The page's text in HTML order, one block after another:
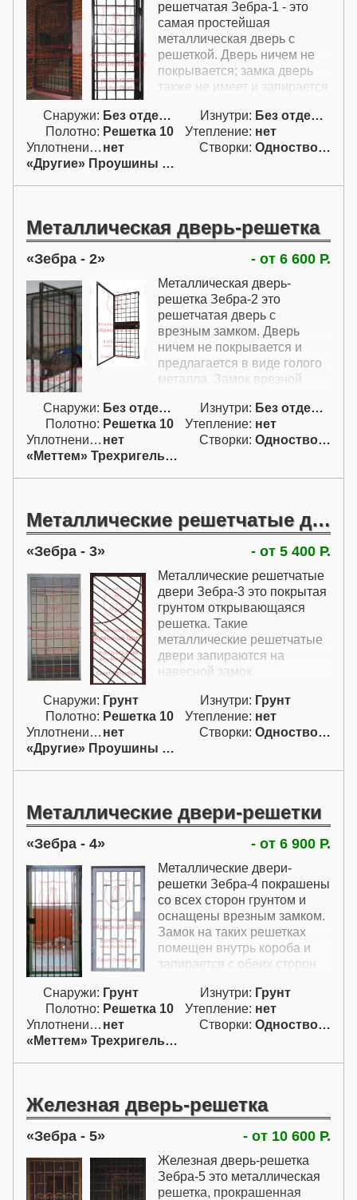
решетчатая Зебра-1 - это
самая простейшая
металлическая дверь с
решеткой. Дверь ничем не
покрывается; замка дверь
также не имеет и запирается
В стоимость включены две
петли без подшипников и
проушины для навесного
замка.
Снаружи: Без отделки Изнутри:
Без отделки
Полотно: Решетка 10 Утепление: нет
Уплотнение: нет Створки:
Одностворчатая (А)
«Другие» Проушины для навесн.
Металлическая дверь-решетка
Зебра - 2 - от 6 600 Р.
Металлическая дверь-
решетка Зебра-2 это
решетчатая дверь с
врезным замком. Дверь
ничем не покрывается и
предлагается в виде голого
металла. Замок врезной
запирается с обеих сторон
ключом.
Снаружи: Без отделки Изнутри:
Без отделки
Полотно: Решетка 10 Утепление: нет
Уплотнение: нет Створки:
Одностворчатая (А)
«Меттем» Трехригельный
Металлические решетчатые двери
Зебра - 3 - от 5 400 Р.
Металлические решетчатые
двери Зебра-3 это покрытая
грунтом открывающаяся
решетка. Такие
металлические решетчатые
двери запираются на
навесной замок.
покрытием грунтом
подходят как для
помещений, так и для
установки на улице.
Снаружи: Грунт Изнутри: Грунт
Полотно: Решетка 10 Утепление: нет
Уплотнение: нет Створки:
Одностворчатая (А)
«Другие» Проушины для навесн.
Металлические двери-решетки
Зебра - 4 - от 6 900 Р.
Металлические двери-
решетки Зебра-4 покрашены
со всех сторон грунтом и
оснащены врезным замком.
Замок на таких решетках
помещен внутрь короба и
запирается с обеих сторон
металлические двери-
решетки могут быть либо
серого, либо красно-
коричневого цвета.
Снаружи: Грунт Изнутри: Грунт
Полотно: Решетка 10 Утепление: нет
Уплотнение: нет Створки:
Одностворчатая (А)
«Меттем» Трехригельный
Железная дверь-решетка
Зебра - 5 - от 10 600 Р.
Железная дверь-решетка
Зебра-5 это металлическая
решетка, прокрашенная